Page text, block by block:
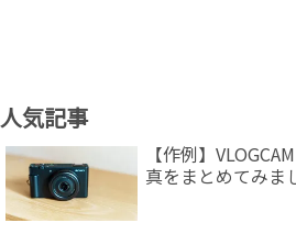
人気記事
【作例】
真をまとめてみま